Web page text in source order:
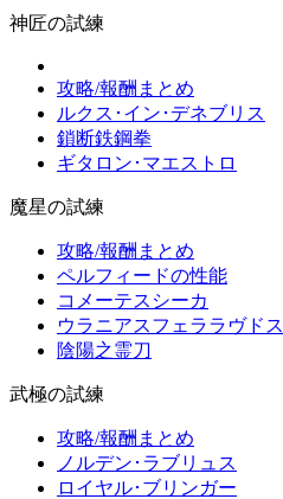
神匠の試練
攻略/報酬まとめ
ルクス･イン･デネブリス
鎖断鉄鋼拳
ギタロン･マエストロ
魔星の試練
攻略/報酬まとめ
ペルフィードの性能
コメーテスシーカ
ウラニアスフェララヴドス
陰陽之霊刀
武極の試練
攻略/報酬まとめ
ノルデン･ラブリュス
ロイヤル･ブリンガー